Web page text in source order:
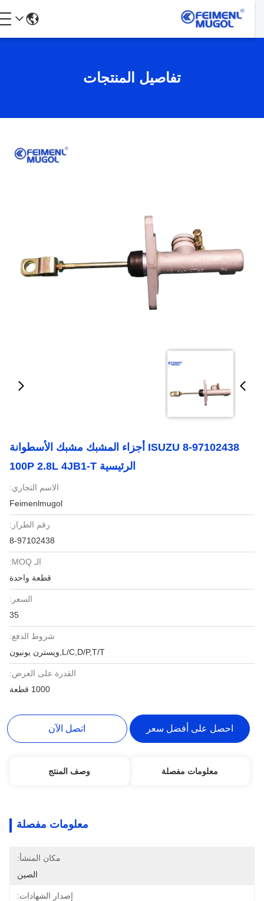
تفاصيل المنتجات
8-97102438 ISUZU أجزاء المشبك مشبك الأسطوانة
الرئيسية 100P 2.8L 4JB1-T
الاسم التجاري:
Feimenlmugol
رقم الطراز:
8-97102438
الـ MOQ:
قطعة واحدة
السعر:
35
شروط الدفع:
L/C,D/P,T/T,ويسترن يونيون
القدرة على العرض:
1000 قطعة
احصل على أفضل سعر اتصل الآن
معلومات مفصلة وصف المنتج
معلومات مفصلة
مكان المنشأ:
الصين
إصدار الشهادات: